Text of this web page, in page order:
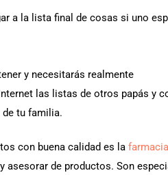
a la lista final de cosas si uno
y necesitarás realmente
las listas de otros papás y
tu familia.
con buena calidad es la
asesorar de productos. Son